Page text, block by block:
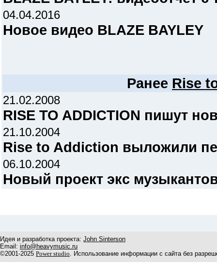
04.04.2016
Новое видео BLAZE BAYLEY
Ранее Rise
21.02.2008
RISE TO ADDICTION пишут
21.10.2004
Rise to Addiction выложили
06.10.2004
Новый проект экс
Идея и разработка проекта: John Sinterson
Email: info@heavymusic.ru
©2001-2025 Power studio. Использование информации с сайта без